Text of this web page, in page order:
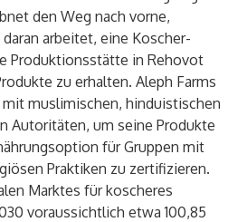
den Weg nach vorne,
arbeitet, eine Koscher-
Produktionsstätte in Rehovot
zu erhalten. Aleph Farms
muslimischen, hinduistischen
Autoritäten, um seine Produkte
für Gruppen mit
Praktiken zu zertifizieren.
Marktes für koscheres
voraussichtlich etwa 100,85